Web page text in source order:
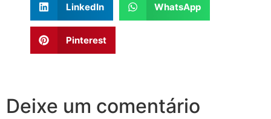
LinkedIn WhatsApp
Pinterest
Deixe um comentário